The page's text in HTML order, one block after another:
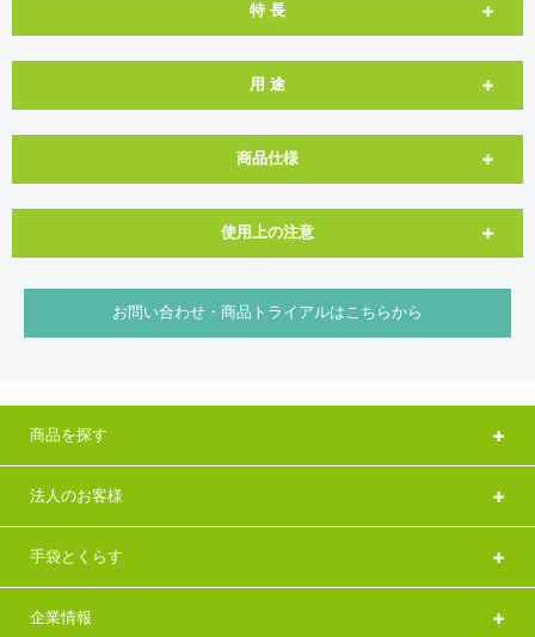
特 長
用 途
商品仕様
使用上の注意
お問い合わせ・商品トライアルはこちらから
商品を探す
法人のお客様
手袋とくらす
企業情報